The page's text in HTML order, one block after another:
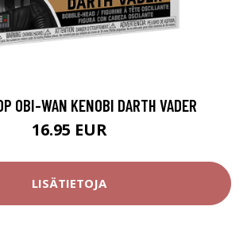
OBI-WAN KENOBI DARTH VADER
16.95 EUR
LISÄTIETOJA